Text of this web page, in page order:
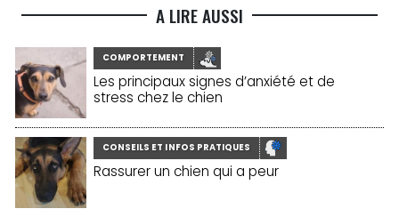
A LIRE AUSSI
COMPORTEMENT
Les principaux signes d’anxiété et de
stress chez le chien
CONSEILS ET INFOS PRATIQUES
Rassurer un chien qui a peur